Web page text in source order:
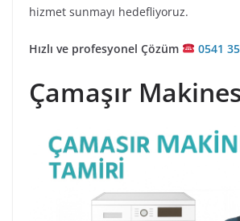
hizmet sunmayı hedefliyoruz.
Hızlı ve profesyonel Çözüm 0541
Çamaşır